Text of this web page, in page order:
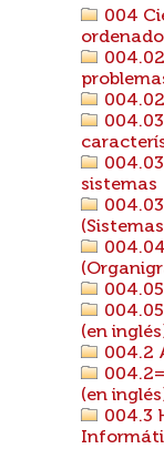
004
sistemas
(en
004.2
(en
004.3